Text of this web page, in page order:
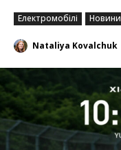
Електромобілі Новини
Nataliya Kovalchuk